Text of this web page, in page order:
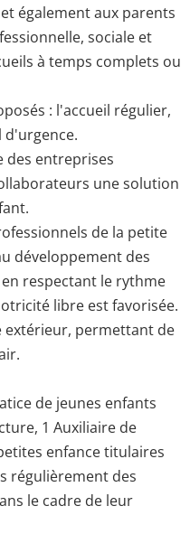
également aux parents
sociale et
à temps complets ou
: l'accueil régulier,
d'urgence.
des entreprises
une solution
de la petite
développement des
respectant le rythme
libre est favorisée.
extérieur, permettant de
de jeunes enfants
1 Auxiliaire de
enfance titulaires
régulièrement des
le cadre de leur